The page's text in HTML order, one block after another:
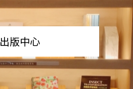
出版中心